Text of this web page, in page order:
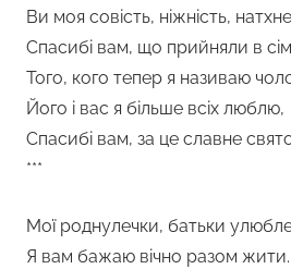
Ви моя совість, ніжність,
Спасибі вам, що прийняли в
Того, кого тепер я називаю
Його і вас я більше всіх люблю,
Спасибі вам, за це славне
***
Мої роднулечки, батьки
Я вам бажаю вічно разом жити.